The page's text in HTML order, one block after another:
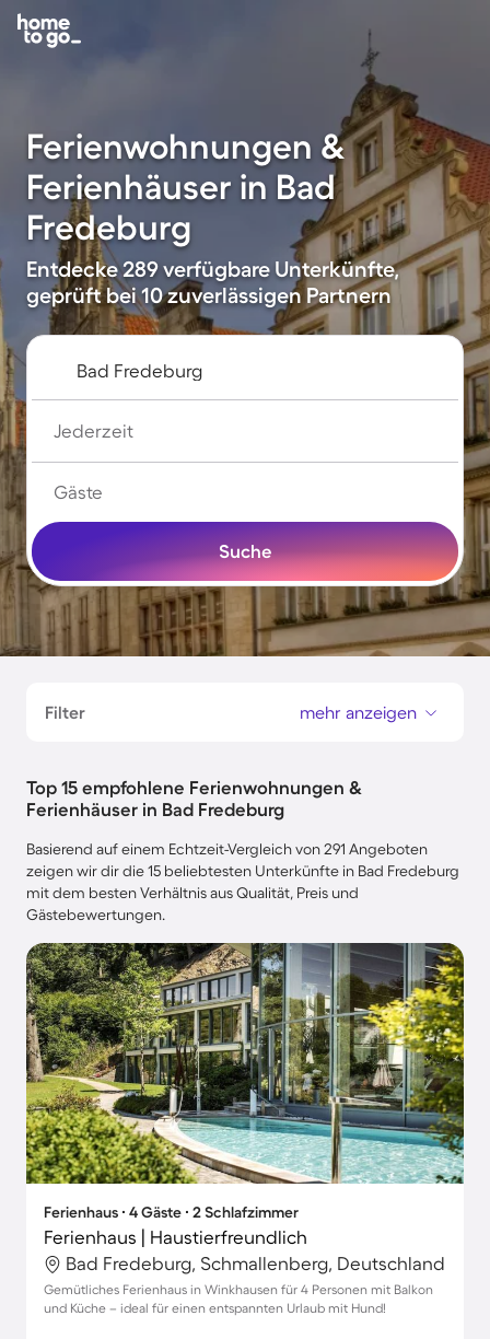
Ferienwohnungen &
Ferienhäuser in Bad
Fredeburg
Entdecke 289 verfügbare Unterkünfte,
geprüft bei 10 zuverlässigen Partnern
Jederzeit
Gäste
Suche
Filter mehr anzeigen
Top 15 empfohlene Ferienwohnungen &
Ferienhäuser in Bad Fredeburg
Basierend auf einem Echtzeit-Vergleich von 291 Angeboten
zeigen wir dir die 15 beliebtesten Unterkünfte in Bad Fredeburg
mit dem besten Verhältnis aus Qualität, Preis und
Gästebewertungen.
Ferienhaus ∙ 4 Gäste ∙ 2 Schlafzimmer
Ferienhaus | Haustierfreundlich
Bad Fredeburg, Schmallenberg, Deutschland
Gemütliches Ferienhaus in Winkhausen für 4 Personen mit Balkon
und Küche – ideal für einen entspannten Urlaub mit Hund!